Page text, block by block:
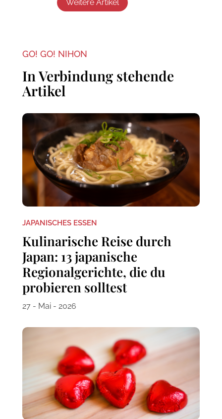
Weitere Artikel
GO! GO! NIHON
In Verbindung stehende
Artikel
JAPANISCHES ESSEN
Kulinarische Reise durch
Japan: 13 japanische
Regionalgerichte, die du
probieren solltest
27 - Mai - 2026